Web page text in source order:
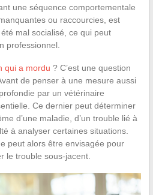
une séquence comportementale
ou raccourcies, est
mal socialisé, ce qui peut
professionnel.
qui a mordu ? C’est une question
de penser à une mesure aussi
par un vétérinaire
Ce dernier peut déterminer
d’une maladie, d’un trouble lié à
à analyser certaines situations.
peut alors être envisagée pour
le trouble sous-jacent.